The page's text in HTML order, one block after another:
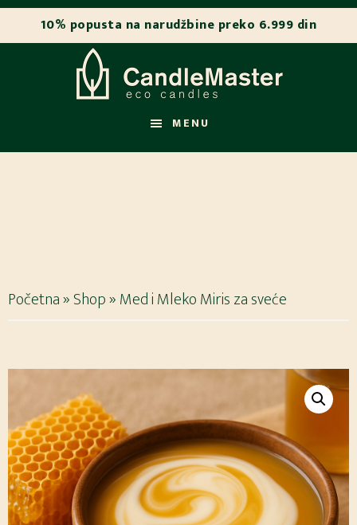
Skip
to
Skip
to
MENU
Početna»Shop»Med i Mleko Miris za sveće